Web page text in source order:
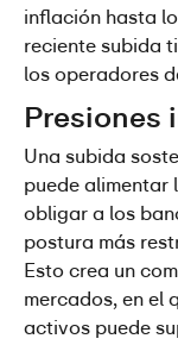
inflación hasta
reciente subida
los operadores
Una subida
puede alimentar
obligar a los
postura más
Esto crea un
mercados, en el
activos puede